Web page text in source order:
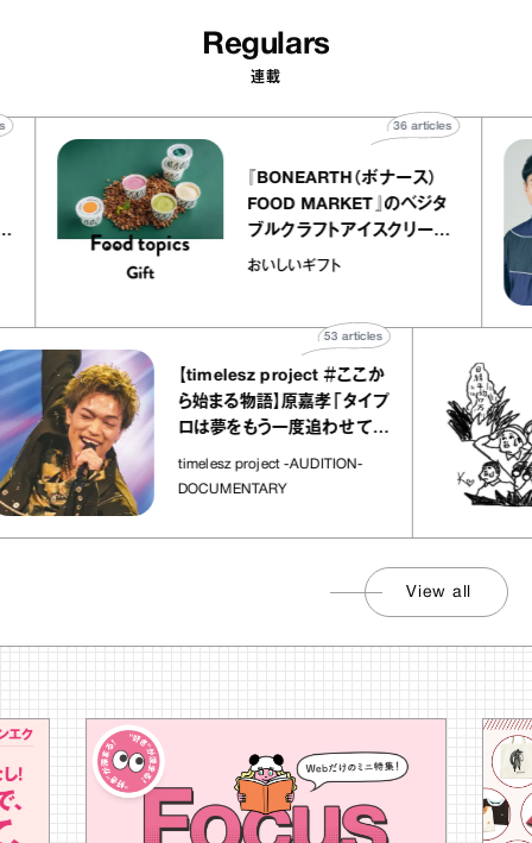
Regulars
連載
キャ
articles
『BONEARTH（ボナース）
FOOD MARKET』のベジタ
ブルクラフトアイスクリーム
｜真野知子の「おいしいギフ
おいしいギフト
36articles
【timelesz project ＃ここか
ら始まる物語】原嘉孝「タイプ
ロは夢をもう一度追わせてく
れた場所」
timelesz project -AUDITION-
DOCUMENTARY
articles
View all